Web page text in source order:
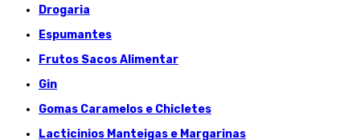
Drogaria
Espumantes
Frutos Sacos Alimentar
Gin
Gomas Caramelos e Chicletes
Lacticinios Manteigas e Margarinas